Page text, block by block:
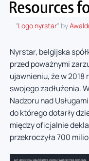
"Logo nyrstar" by
Nyrstar, belgijska
przed poważnymi
ujawnieniu, że w
swojego zadłużenia.
Nadzoru nad
do którego dotarły
między oficjalnie
przekroczyła 700